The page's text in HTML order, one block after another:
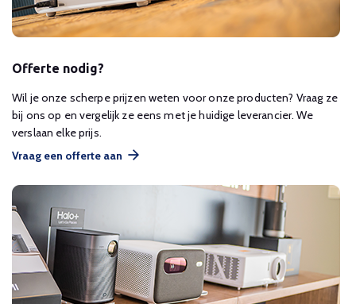
Offerte nodig?
Wil je onze scherpe prijzen weten voor onze producten? Vraag ze
bij ons op en vergelijk ze eens met je huidige leverancier. We
verslaan elke prijs.
Vraag een offerte aan